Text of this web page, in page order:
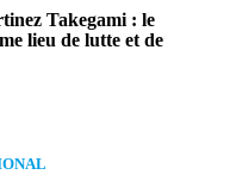
Takegami : le
lieu de lutte et de